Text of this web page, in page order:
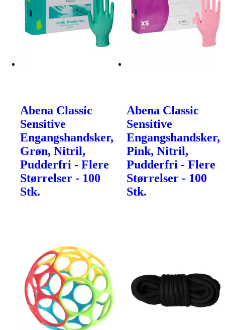
Abena Classic
Sensitive
Engangshandsker,
Grøn, Nitril,
Pudderfri - Flere
Størrelser - 100
Stk.
Abena Classic
Sensitive
Engangshandsker,
Pink, Nitril,
Pudderfri - Flere
Størrelser - 100
Stk.